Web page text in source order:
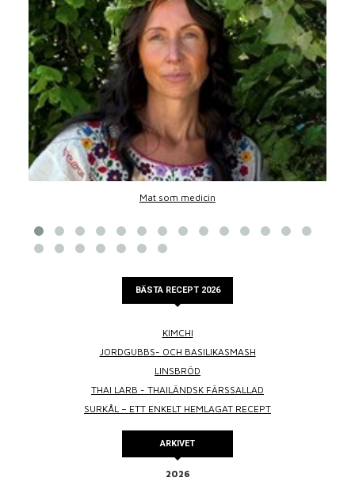
Mat som medicin
BÄSTA RECEPT 2026
KIMCHI
JORDGUBBS- OCH BASILIKASMASH
LINSBRÖD
THAI LARB - THAILÄNDSK FÄRSSALLAD
SURKÅL – ETT ENKELT HEMLAGAT RECEPT
ARKIVET
2026